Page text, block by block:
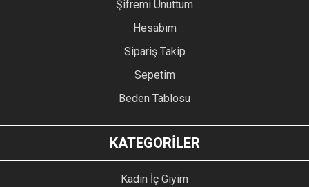
Şifremi Unuttum
Hesabım
Sipariş Takip
Sepetim
Beden Tablosu
KATEGORİLER
Kadın İç Giyim